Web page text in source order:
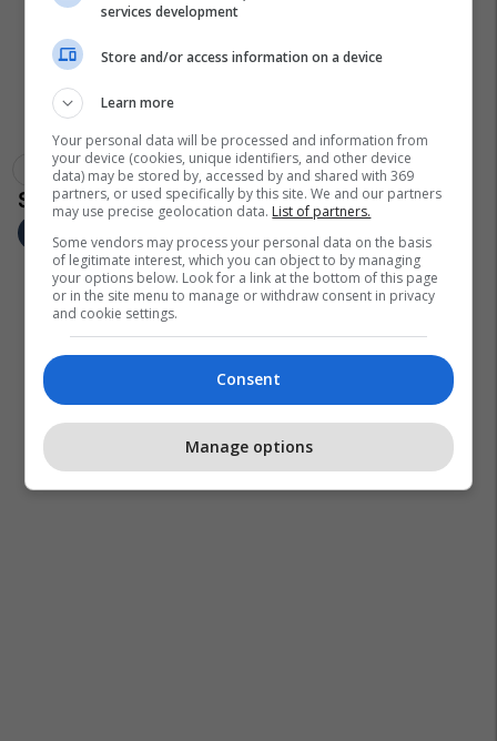
Valon Murtezaj Macron Marrëveshja Me Serbinë
services development
Store and/or access information on a device
Learn more
Your personal data will be processed and information from
your device (cookies, unique identifiers, and other device
data) may be stored by, accessed by and shared with 369
partners, or used specifically by this site. We and our partners
may use precise geolocation data. List of partners.
Some vendors may process your personal data on the basis
of legitimate interest, which you can object to by managing
your options below. Look for a link at the bottom of this page
or in the site menu to manage or withdraw consent in privacy
and cookie settings.
Consent
Manage options